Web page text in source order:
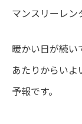
マンスリーレ
暖かい日が続い
あたりからい
予報です。